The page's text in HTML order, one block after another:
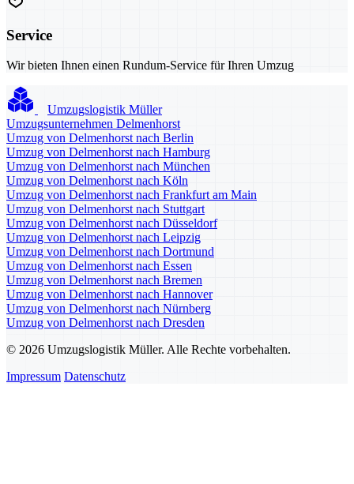
Service
Wir bieten Ihnen einen Rundum-Service für Ihren Umzug
Umzugslogistik Müller
Umzugsunternehmen Delmenhorst
Umzug von Delmenhorst nach Berlin
Umzug von Delmenhorst nach Hamburg
Umzug von Delmenhorst nach München
Umzug von Delmenhorst nach Köln
Umzug von Delmenhorst nach Frankfurt am Main
Umzug von Delmenhorst nach Stuttgart
Umzug von Delmenhorst nach Düsseldorf
Umzug von Delmenhorst nach Leipzig
Umzug von Delmenhorst nach Dortmund
Umzug von Delmenhorst nach Essen
Umzug von Delmenhorst nach Bremen
Umzug von Delmenhorst nach Hannover
Umzug von Delmenhorst nach Nürnberg
Umzug von Delmenhorst nach Dresden
© 2026 Umzugslogistik Müller. Alle Rechte vorbehalten.
Impressum Datenschutz